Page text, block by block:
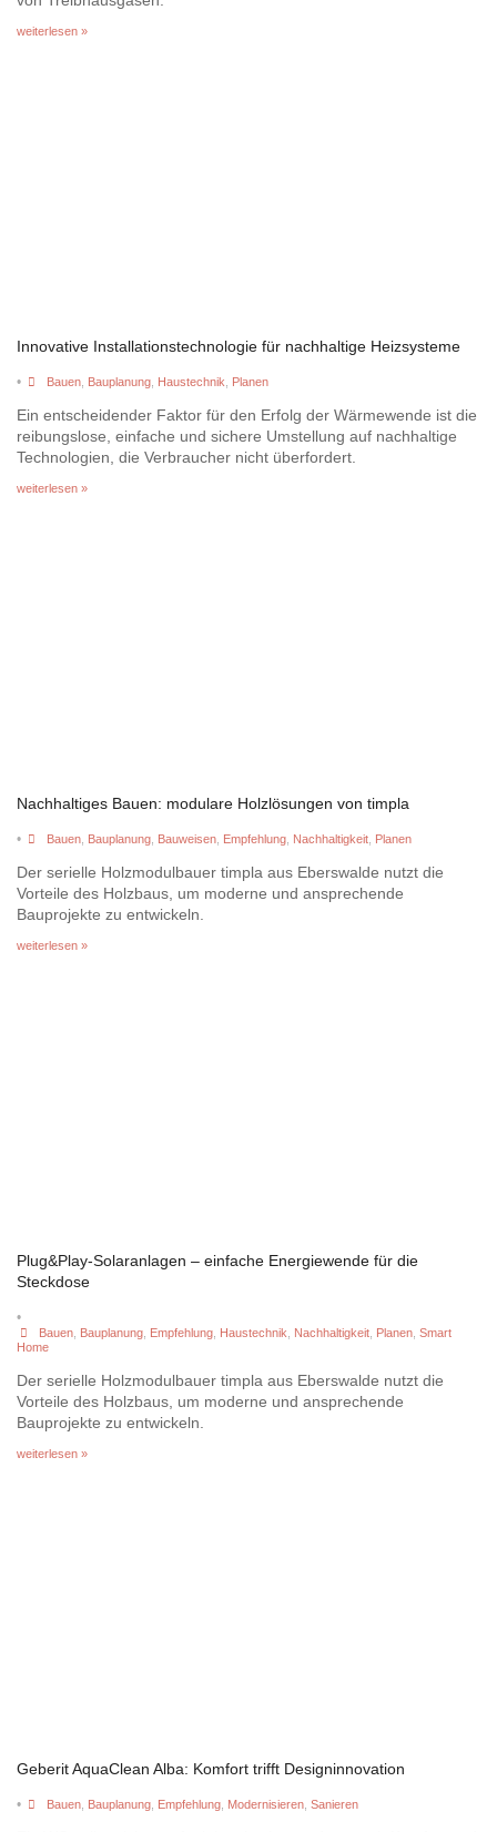
weiterlesen »
Innovative Installationstechnologie für nachhaltige Heizsysteme
• Bauen, Bauplanung, Haustechnik Planen
Ein entscheidender Faktor für den Erfolg der Wärmewende ist die
reibungslose, einfache und sichere Umstellung auf nachhaltige
Technologien, die Verbraucher nicht überfordert.
weiterlesen »
Nachhaltiges Bauen: modulare Holzlösungen von timpla
• Bauen, Bauplanung, Bauweisen, Empfehlung, Nachhaltigkeit, Planen
Der serielle Holzmodulbauer timpla aus Eberswalde nutzt die
Vorteile des Holzbaus, um moderne und ansprechende
Bauprojekte zu entwickeln.
weiterlesen »
Plug&Play-Solaranlagen – einfache Energiewende für die
Steckdose
•
Bauen, Bauplanung, Empfehlung, Haustechnik Nachhaltigkeit, Planen, Smart
Home
Der serielle Holzmodulbauer timpla aus Eberswalde nutzt die
Vorteile des Holzbaus, um moderne und ansprechende
Bauprojekte zu entwickeln.
weiterlesen »
Geberit AquaClean Alba: Komfort trifft Designinnovation
• Bauen, Bauplanung, Empfehlung, Modernisieren, Sanieren